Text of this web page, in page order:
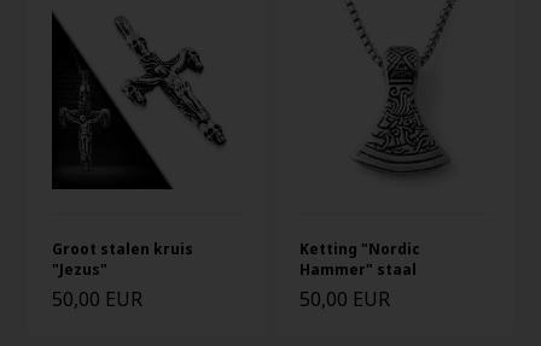
Groot stalen kruis
"Jezus"
50,00 EUR
Ketting "Nordic
Hammer" staal
50,00 EUR